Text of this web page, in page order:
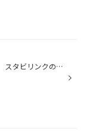
今回の車はプリウスです。 スタビリンクのブーツが破れてしまっているので交換のご依頼をいただきました。 ありがとうございますm(_ _)m 左右両方同じように破れてました。 キッチリ交換させていただきます。 お買い上げありがとうございましたm(_ _)m